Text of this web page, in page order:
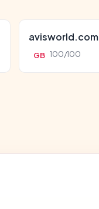
avisworld.com
GB 100/100